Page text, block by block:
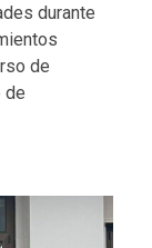
durante
de
de